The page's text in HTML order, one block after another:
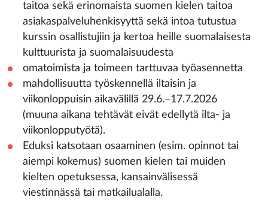
taitoa sekä erinomaista suomen kielen taitoa
asiakaspalveluhenkisyyttä sekä intoa tutustua
kurssin osallistujiin ja kertoa heille suomalaisesta
kulttuurista ja suomalaisuudesta
omatoimista ja toimeen tarttuvaa työasennetta
mahdollisuutta työskennellä iltaisin ja
viikonloppuisin aikavälillä 29.6.–17.7.2026
(muuna aikana tehtävät eivät edellytä ilta- ja
viikonlopputyötä).
Eduksi katsotaan osaaminen (esim. opinnot tai
aiempi kokemus) suomen kielen tai muiden
kielten opetuksessa, kansainvälisessä
viestinnässä tai matkailualalla.